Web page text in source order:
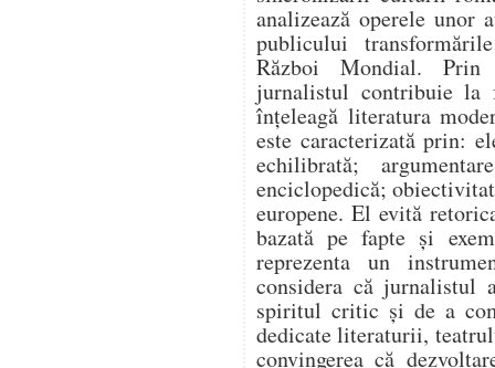
analizează operele unor
publicului
Război Mondial. Prin
jurnalistul contribuie la
înțeleagă literatura
este caracterizată prin:
echilibrată;
enciclopedică;
europene. El evită
bazată pe fapte și
reprezenta un
considera că jurnalistul
spiritul critic și de a
dedicate literaturii,
convingerea că